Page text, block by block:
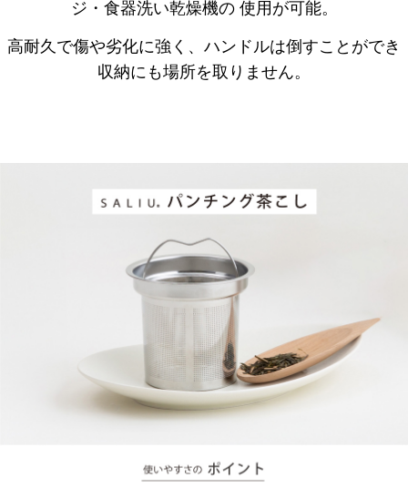
ジ・食器洗い乾燥機の 使用が可能。
高耐久で傷や劣化に強く、ハンドルは倒すことができ
収納にも場所を取りません。